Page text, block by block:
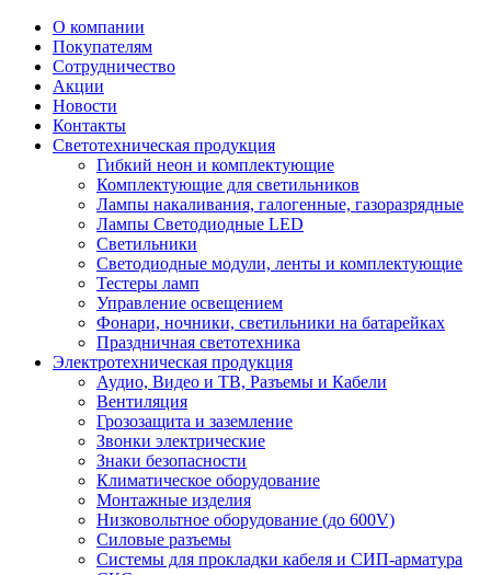
О компании
Покупателям
Сотрудничество
Акции
Новости
Контакты
Светотехническая продукция
Гибкий неон и комплектующие
Комплектующие для светильников
Лампы накаливания, галогенные, газоразрядные
Лампы Светодиодные LED
Светильники
Светодиодные модули, ленты и комплектующие
Тестеры ламп
Управление освещением
Фонари, ночники, светильники на батарейках
Праздничная светотехника
Электротехническая продукция
Аудио, Видео и ТВ, Разъемы и Кабели
Вентиляция
Грозозащита и заземление
Звонки электрические
Знаки безопасности
Климатическое оборудование
Монтажные изделия
Низковольтное оборудование (до 600V)
Силовые разъемы
Системы для прокладки кабеля и СИП-арматура